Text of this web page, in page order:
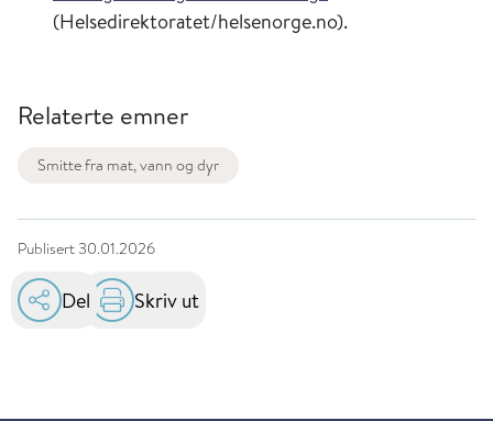
(Helsedirektoratet/helsenorge.no).
Relaterte emner
Smitte fra mat, vann og dyr
Publisert 30.01.2026
Del Skriv ut